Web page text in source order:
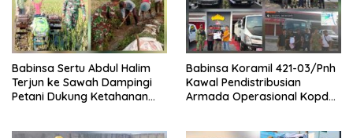
Babinsa Sertu Abdul Halim
Terjun ke Sawah Dampingi
Petani Dukung Ketahanan
Babinsa Koramil 421-03/Pnh
Kawal Pendistribusian
Armada Operasional Kopdes